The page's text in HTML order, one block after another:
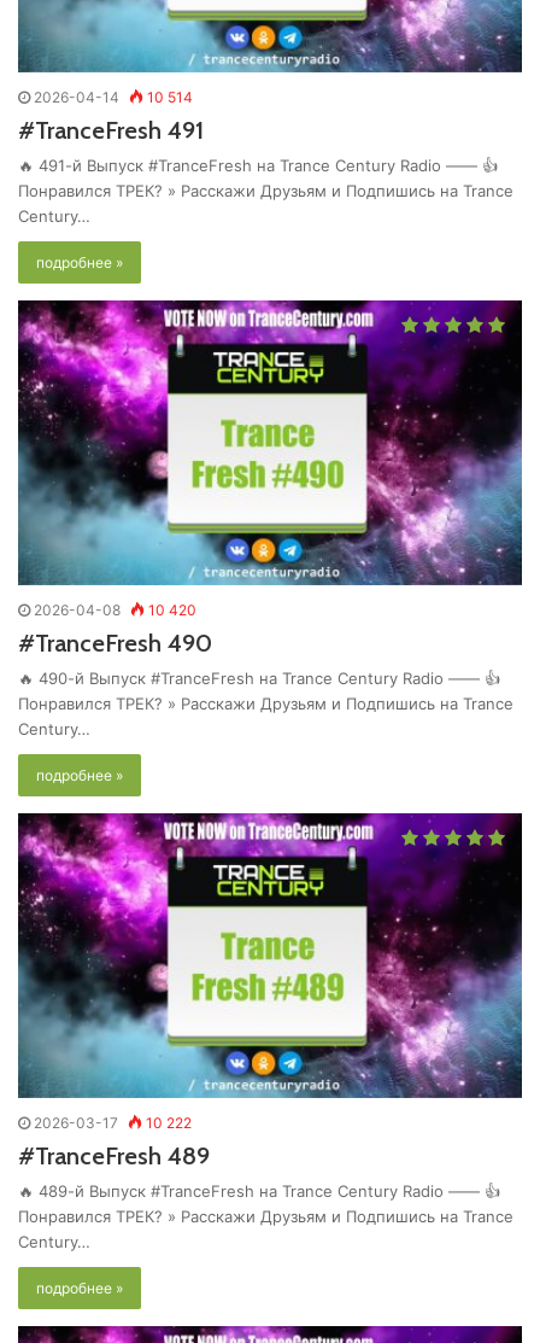
2026-04-14 10 514
#TranceFresh 491
🔥 491-й Выпуск #TranceFresh на Trance Century Radio —— 👍
Понравился ТРЕК? » Расскажи Друзьям и Подпишись на Trance
Century…
подробнее »
2026-04-08 10 420
#TranceFresh 490
🔥 490-й Выпуск #TranceFresh на Trance Century Radio —— 👍
Понравился ТРЕК? » Расскажи Друзьям и Подпишись на Trance
Century…
подробнее »
2026-03-17 10 222
#TranceFresh 489
🔥 489-й Выпуск #TranceFresh на Trance Century Radio —— 👍
Понравился ТРЕК? » Расскажи Друзьям и Подпишись на Trance
Century…
подробнее »